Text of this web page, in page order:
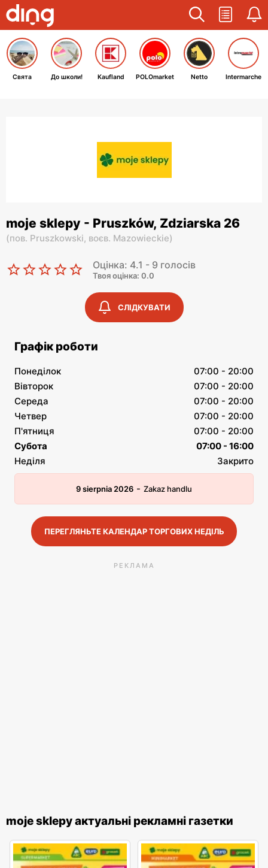
Свята До школи! Kaufland POLOmarket Netto Intermarche
moje sklepy - Pruszków, Zdziarska 26
(пов. Pruszkowski, воєв. Mazowieckie)
Оцінка: 4.1 - 9 голосів
Твоя оцінка: 0.0
СЛІДКУВАТИ
Графік роботи
Понеділок
07:00 - 20:00
Вівторок
07:00 - 20:00
Середа
07:00 - 20:00
Четвер
07:00 - 20:00
П'ятниця
07:00 - 20:00
Субота
07:00 - 16:00
Неділя
Закрито
9 sierpnia 2026 - Zakaz handlu
ПЕРЕГЛЯНЬТЕ КАЛЕНДАР ТОРГОВИХ НЕДІЛЬ
РЕКЛАМА
moje sklepy актуальні рекламні газетки